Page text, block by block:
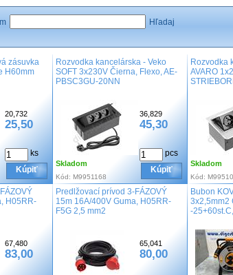
Hľadaj
zásuvka
H60mm
20,732
25,50
ks
Kúpiť
Rozvodka kancelárska - Veko
SOFT 3x230V Čierna, Flexo, AE-
PBSC3GU-20NN
36,829
45,30
pcs
Kúpiť
Skladom
Kód: M9951168
Rozvodka
AVARO
Skladom
Kód:
H05RR-
67,480
83,00
Predlžovací prívod 3-FÁZOVÝ
15m 16A/400V Guma, H05RR-
F5G 2,5 mm2
65,041
80,00
Bubon
3x2,5mm2
-